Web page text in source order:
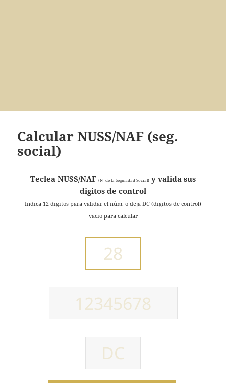
Calcular NUSS/NAF (seg.
social)
Teclea NUSS/NAF (Nº de la Seguridad Social) y valida sus
digitos de control
Indica 12 digitos para validar el núm. o deja DC (digitos de control)
vacio para calcular